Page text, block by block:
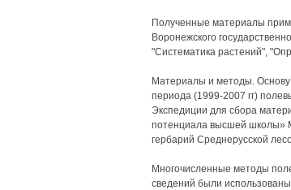
Полученные материалы
Воронежского
"Систематика растений",
Материалы и методы. Основу
периода (1999-2007 гг)
Экспедиции для сбора
потенциала высшей школы»
гербарий Среднерусской
Многочисленные методы
сведений были